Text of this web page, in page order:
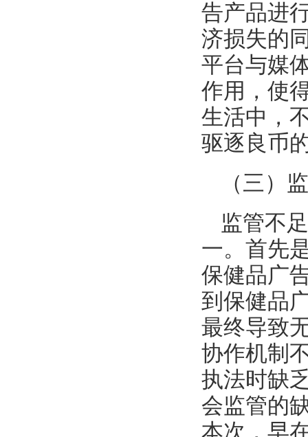
告产品进
济损失的
平台与媒
作用，使
生活中，
驱逐良币
（三）
监管不
一。首先
保健品广
到保健品
最终导致
协作机制
执法时缺
会监管的
本次，早